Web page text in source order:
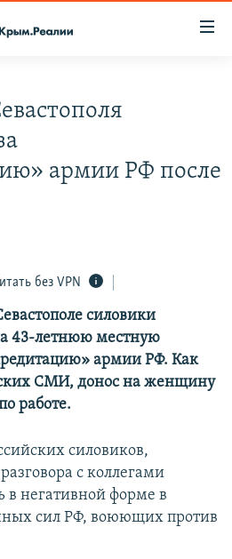
армии РФ после
без VPN
силовики
43-летнюю местную
армии РФ. Как
СМИ, донос на женщину
работе.
силовиков,
с коллегами
в негативной форме в
сил РФ, воюющих против